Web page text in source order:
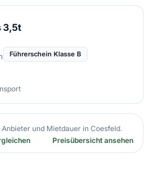
3,5t
Führerschein Klasse B
und Mietdauer in Coesfeld.
Preisübersicht ansehen